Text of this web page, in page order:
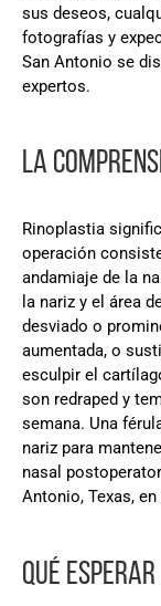
sus deseos,
fotografías y
San Antonio se
expertos.
LA
Rinoplastia
operación
andamiaje de la
la nariz y el área
desviado o
aumentada, o
esculpir el
son redraped y
semana. Una
nariz para
nasal
Antonio, Texas,
QUÉ